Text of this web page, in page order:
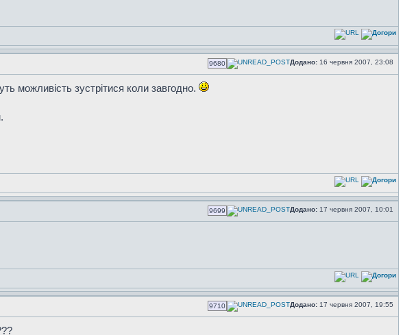
9680 Додано: 16 червня 2007, 23:08
можливість зустрітися коли завгодно.
9699 Додано: 17 червня 2007, 10:01
9710 Додано: 17 червня 2007, 19:55